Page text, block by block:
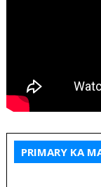
PRIMARY KA